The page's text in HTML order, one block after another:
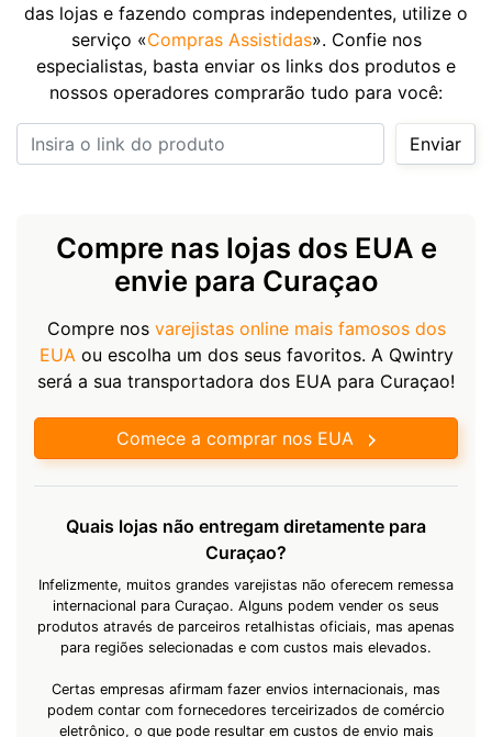
das lojas e fazendo compras independentes, utilize o
serviço «Compras Assistidas». Confie nos
especialistas, basta enviar os links dos produtos e
nossos operadores comprarão tudo para você:
Insira o link do produto
Enviar
Compre nas lojas dos EUA e
envie para Curaçao
Compre nos varejistas online mais famosos dos
EUAou escolha um dos seus favoritos. A Qwintry
será a sua transportadora dos EUA para Curaçao!
Comece a comprar nos EUA
Quais lojas não entregam diretamente para
Curaçao?
Infelizmente, muitos grandes varejistas não oferecem remessa
internacional para Curaçao. Alguns podem vender os seus
produtos através de parceiros retalhistas oficiais, mas apenas
para regiões selecionadas e com custos mais elevados.
Certas empresas afirmam fazer envios internacionais, mas
podem contar com fornecedores terceirizados de comércio
eletrônico, o que pode resultar em custos de envio mais